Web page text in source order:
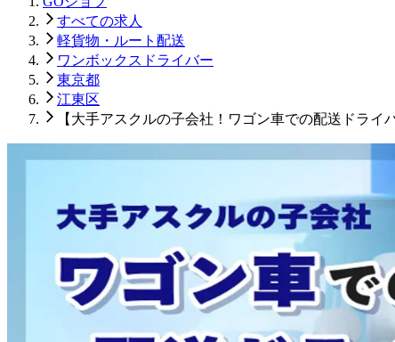
すべての求人
軽貨物・ルート配送
ワンボックスドライバー
東京都
江東区
【大手アスクルの子会社！ワゴン車での配送ドラ